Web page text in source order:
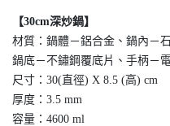
【30cm深炒鍋】
材質：鍋體－鋁合金、鍋內－
鍋底－不鏽鋼覆底片、手柄－
尺寸：30(直徑) X 8.5 (高) cm
厚度：3.5 mm
容量：4600 ml